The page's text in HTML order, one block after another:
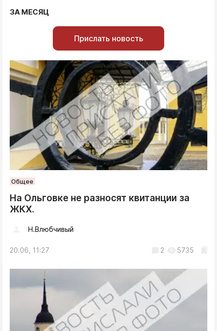
ЗА МЕСЯЦ
Прислать новость
Общее
На Ольговке не разносят квитанции за
ЖКХ.
Н.Влюбчивый
20.06, 11:27 2 5735